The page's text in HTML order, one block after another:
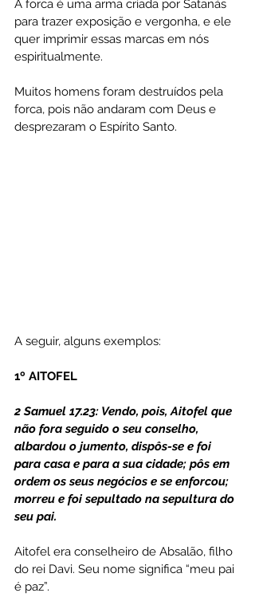
A forca é uma arma criada por Satanás
para trazer exposição e vergonha, e ele
quer imprimir essas marcas em nós
espiritualmente.
Muitos homens foram destruídos pela
forca, pois não andaram com Deus e
desprezaram o Espírito Santo.
A seguir, alguns exemplos:
1º AITOFEL
2 Samuel 17.23: Vendo, pois, Aitofel que
não fora seguido o seu conselho,
albardou o jumento, dispôs-se e foi
para casa e para a sua cidade; pôs em
ordem os seus negócios e se enforcou;
morreu e foi sepultado na sepultura do
seu pai.
Aitofel era conselheiro de Absalão, filho
do rei Davi. Seu nome significa “meu pai
é paz”.